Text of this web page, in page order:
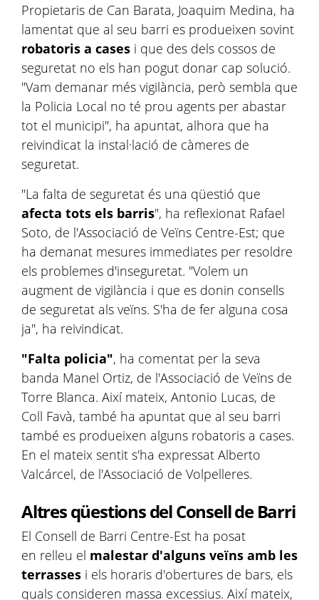
Propietaris de Can Barata, Joaquim Medina, ha
lamentat que al seu barri es produeixen sovint
robatoris a cases i que des dels cossos de
seguretat no els han pogut donar cap solució.
"Vam demanar més vigilància, però sembla que
la Policia Local no té prou agents per abastar
tot el municipi", ha apuntat, alhora que ha
reivindicat la instal·lació de càmeres de
seguretat.
"La falta de seguretat és una qüestió que
afecta tots els barris", ha reflexionat Rafael
Soto, de l'Associació de Veïns Centre-Est; que
ha demanat mesures immediates per resoldre
els problemes d'inseguretat. "Volem un
augment de vigilància i que es donin consells
de seguretat als veïns. S'ha de fer alguna cosa
ja", ha reivindicat.
"Falta policia", ha comentat per la seva
banda Manel Ortiz, de l'Associació de Veïns de
Torre Blanca. Així mateix, Antonio Lucas, de
Coll Favà, també ha apuntat que al seu barri
també es produeixen alguns robatoris a cases.
En el mateix sentit s'ha expressat Alberto
Valcárcel, de l'Associació de Volpelleres.
Altres qüestions del Consell de Barri
El Consell de Barri Centre-Est ha posat
en relleu el malestar d'alguns veïns amb les
terrasses i els horaris d'obertures de bars, els
quals consideren massa excessius. Així mateix,